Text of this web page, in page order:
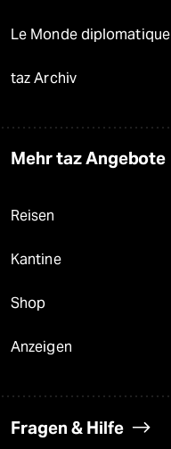
Le Monde diplomatique
taz Archiv
Mehr taz Angebote
Reisen
Kantine
Shop
Anzeigen
Fragen & Hilfe